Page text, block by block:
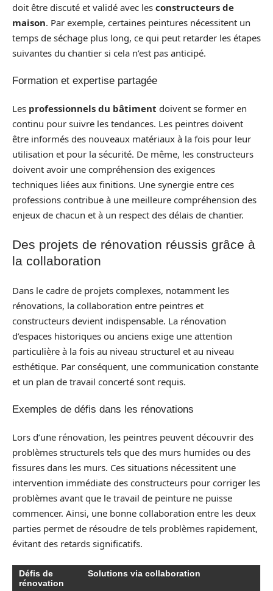
doit être discuté et validé avec les constructeurs de
maison. Par exemple, certaines peintures nécessitent un
temps de séchage plus long, ce qui peut retarder les étapes
suivantes du chantier si cela n’est pas anticipé.
Formation et expertise partagée
Les professionnels du bâtiment doivent se former en
continu pour suivre les tendances. Les peintres doivent
être informés des nouveaux matériaux à la fois pour leur
utilisation et pour la sécurité. De même, les constructeurs
doivent avoir une compréhension des exigences
techniques liées aux finitions. Une synergie entre ces
professions contribue à une meilleure compréhension des
enjeux de chacun et à un respect des délais de chantier.
Des projets de rénovation réussis grâce à
la collaboration
Dans le cadre de projets complexes, notamment les
rénovations, la collaboration entre peintres et
constructeurs devient indispensable. La rénovation
d’espaces historiques ou anciens exige une attention
particulière à la fois au niveau structurel et au niveau
esthétique. Par conséquent, une communication constante
et un plan de travail concerté sont requis.
Exemples de défis dans les rénovations
Lors d’une rénovation, les peintres peuvent découvrir des
problèmes structurels tels que des murs humides ou des
fissures dans les murs. Ces situations nécessitent une
intervention immédiate des constructeurs pour corriger les
problèmes avant que le travail de peinture ne puisse
commencer. Ainsi, une bonne collaboration entre les deux
parties permet de résoudre de tels problèmes rapidement,
évitant des retards significatifs.
Défis de
rénovation
Solutions via collaboration